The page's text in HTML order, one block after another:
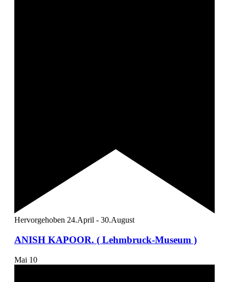
Hervorgehoben 24.April - 30.August
ANISH KAPOOR. ( Lehmbruck-Museum )
Mai 10